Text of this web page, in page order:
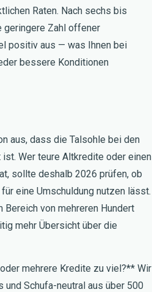
Raten. Nach sechs bis
Zahl offener
positiv aus — was Ihnen bei
bessere Konditionen
aus, dass die Talsohle bei den
Wer teure Altkredite oder einen
sollte deshalb 2026 prüfen, ob
eine Umschuldung nutzen lässt.
von mehreren Hundert
mehr Übersicht über die
mehrere Kredite zu viel?** Wir
Schufa-neutral aus über 500